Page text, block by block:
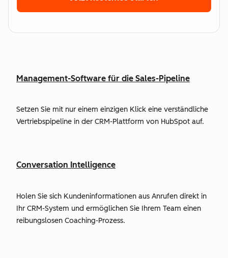
Management-Software für die Sales-Pipeline
Setzen Sie mit nur einem einzigen Klick eine verständliche
Vertriebspipeline in der CRM-Plattform von HubSpot auf.
Conversation Intelligence
Holen Sie sich Kundeninformationen aus Anrufen direkt in
Ihr CRM-System und ermöglichen Sie Ihrem Team einen
reibungslosen Coaching-Prozess.